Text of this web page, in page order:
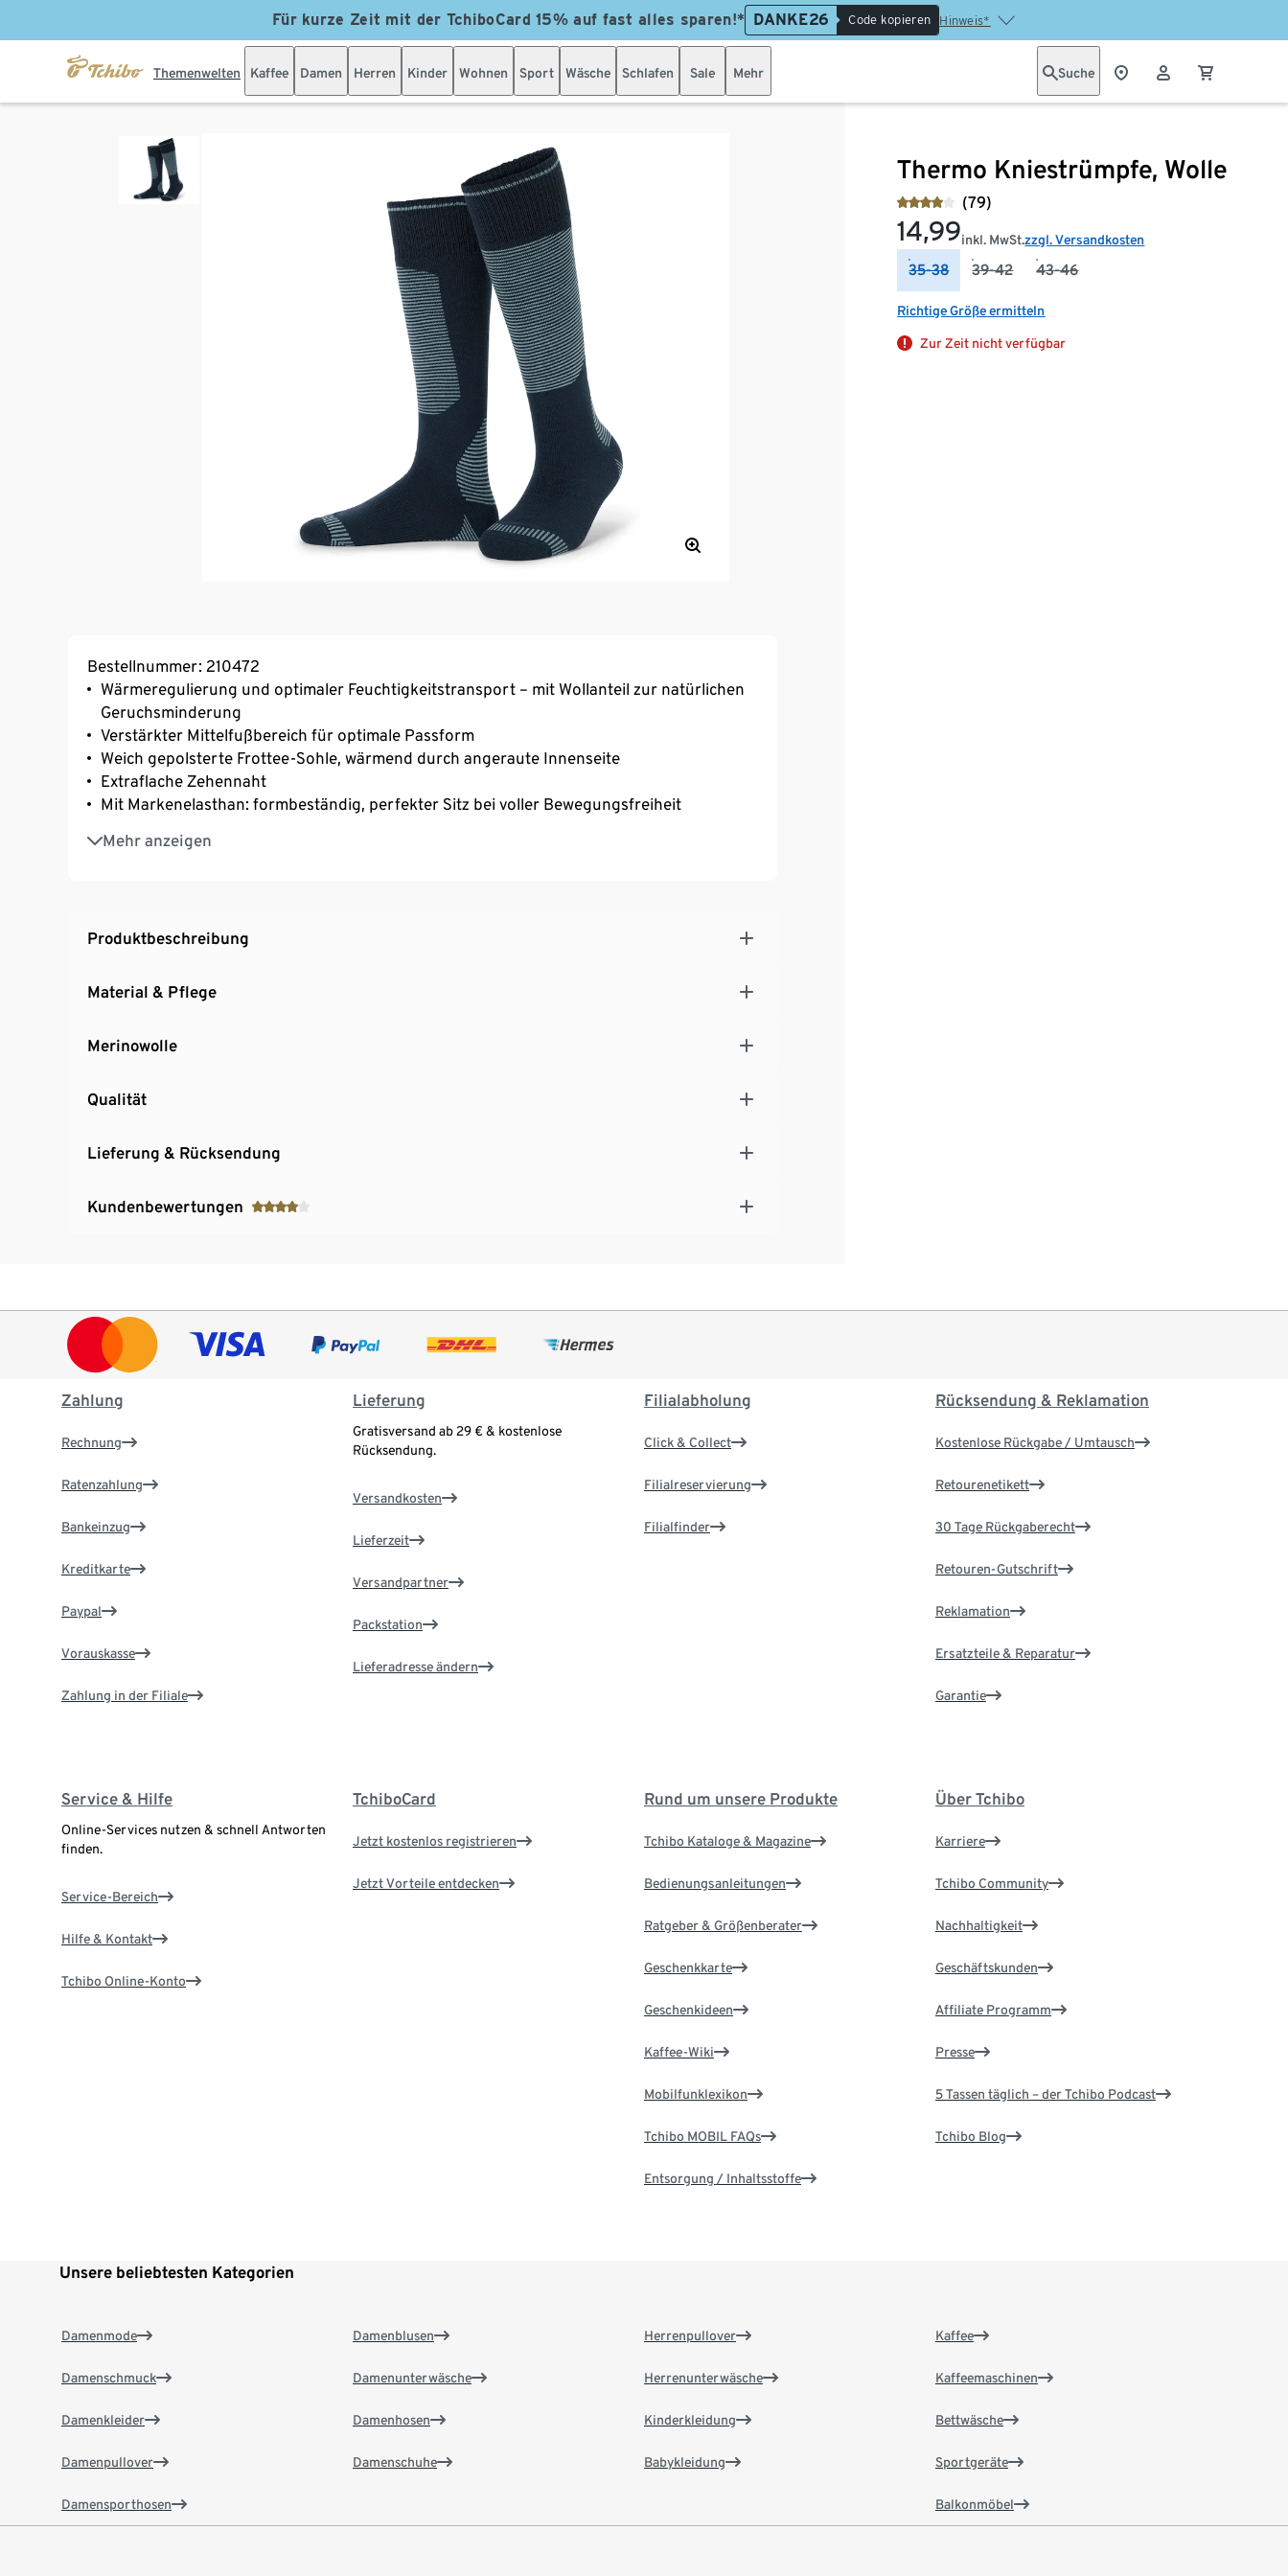
Für kurze Zeit mit der TchiboCard 15% auf fast alles sparen!* DANKE26 Code kopieren Hinweis*
Themenwelten Kaffee Damen Herren Kinder Wohnen Sport Wäsche Schlafen Sale Mehr Suche
Thermo Kniestrümpfe, Wolle
(79)
14,99inkl. MwSt.zzgl. Versandkosten
35-38 39-42 43-46
Richtige Größe ermitteln
Zur Zeit nicht verfügbar
Bestellnummer: 210472
Wärmeregulierung und optimaler Feuchtigkeitstransport – mit Wollanteil zur natürlichen
Geruchsminderung
Verstärkter Mittelfußbereich für optimale Passform
Weich gepolsterte Frottee-Sohle, wärmend durch angeraute Innenseite
Extraflache Zehennaht
Mit Markenelasthan: formbeständig, perfekter Sitz bei voller Bewegungsfreiheit
Mehr anzeigen
Unisex
Produktbeschreibung
Material & Pflege
Merinowolle
Qualität
Lieferung & Rücksendung
Kundenbewertungen
Zahlung
Rechnung
Ratenzahlung
Bankeinzug
Kreditkarte
Paypal
Vorauskasse
Zahlung in der Filiale
Lieferung
Gratisversand ab 29 € & kostenlose
Rücksendung.
Versandkosten
Lieferzeit
Versandpartner
Packstation
Lieferadresse ändern
Filialabholung
Click & Collect
Filialreservierung
Filialfinder
Rücksendung & Reklamation
Kostenlose Rückgabe / Umtausch
Retourenetikett
30 Tage Rückgaberecht
Retouren-Gutschrift
Reklamation
Ersatzteile & Reparatur
Garantie
Service & Hilfe
Online-Services nutzen & schnell Antworten
finden.
Service-Bereich
Hilfe & Kontakt
Tchibo Online-Konto
TchiboCard
Jetzt kostenlos registrieren
Jetzt Vorteile entdecken
Rund um unsere Produkte
Tchibo Kataloge & Magazine
Bedienungsanleitungen
Ratgeber & Größenberater
Geschenkkarte
Geschenkideen
Kaffee-Wiki
Mobilfunklexikon
Tchibo MOBIL FAQs
Entsorgung / Inhaltsstoffe
Über Tchibo
Karriere
Tchibo Community
Nachhaltigkeit
Geschäftskunden
Affiliate Programm
Presse
5 Tassen täglich – der Tchibo Podcast
Tchibo Blog
Unsere beliebtesten Kategorien
Damenmode
Damenschmuck
Damenkleider
Damenpullover
Damensporthosen
Damenblusen
Damenunterwäsche
Damenhosen
Damenschuhe
Herrenpullover
Herrenunterwäsche
Kinderkleidung
Babykleidung
Kaffee
Kaffeemaschinen
Bettwäsche
Sportgeräte
Balkonmöbel